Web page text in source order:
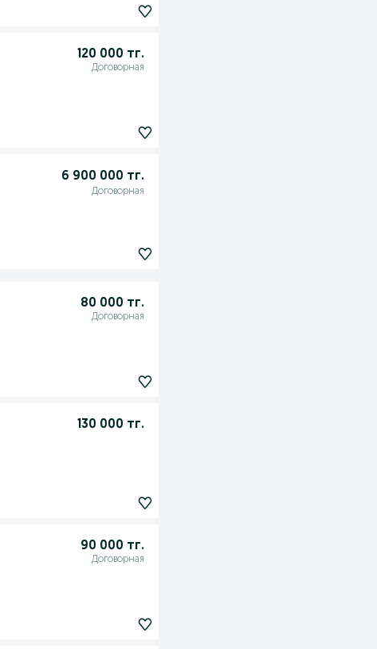
120 000 тг.
Договорная
6 900 000 тг.
Договорная
80 000 тг.
Договорная
130 000 тг.
90 000 тг.
Договорная